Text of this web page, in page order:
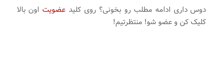
دوس داری ادامه مطلب رو بخونی؟ روی کلید عضویتاون بالا
کلیک کن و عضو شو! منتظرتیم!